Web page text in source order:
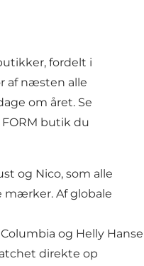
fordelt i
af næsten alle
om året. Se
butik du
og Nico, som alle
mærker. Af globale
og Helly
direkte op